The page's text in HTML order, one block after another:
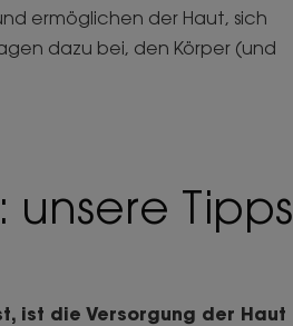
ermöglichen der Haut, sich
dazu bei, den Körper (und
Tipps
ist die Versorgung der Haut